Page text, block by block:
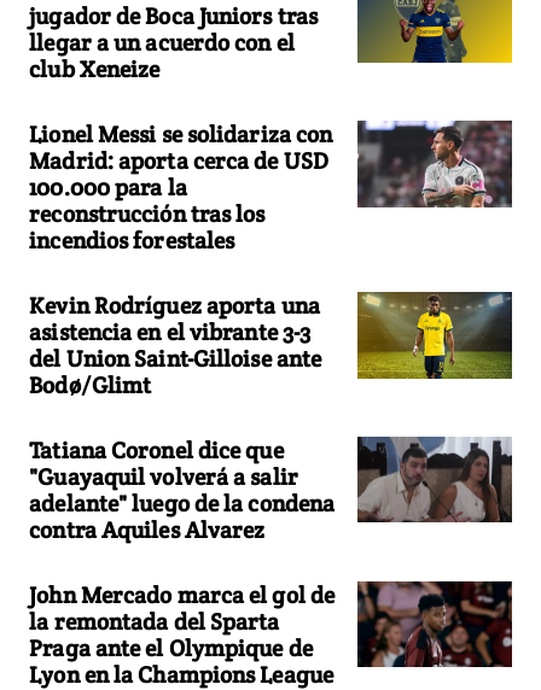
jugador de Boca Juniors tras
llegar a un acuerdo con el
club Xeneize
Lionel Messi se solidariza con
Madrid: aporta cerca de USD
100.000 para la
reconstrucción tras los
incendios forestales
Kevin Rodríguez aporta una
asistencia en el vibrante 3-3
del Union Saint-Gilloise ante
Bodø/Glimt
Tatiana Coronel dice que
"Guayaquil volverá a salir
adelante" luego de la condena
contra Aquiles Alvarez
John Mercado marca el gol de
la remontada del Sparta
Praga ante el Olympique de
Lyon en la Champions League